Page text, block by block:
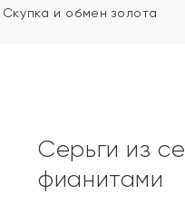
Скупка и обмен золота
Серьги из
фианитами